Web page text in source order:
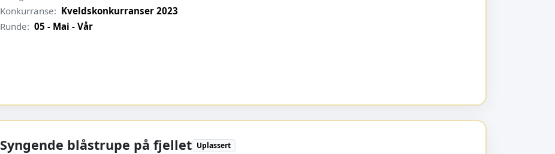
Konkurranse: Kveldskonkurranser 2023
Runde: 05 - Mai - Vår
Syngende blåstrupe på fjellet Uplassert